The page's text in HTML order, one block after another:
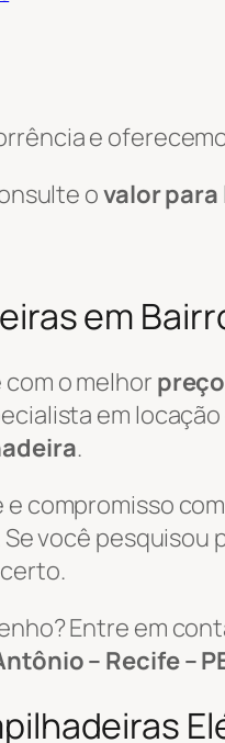
e
ovalor
em
o melhor
em
.
compromisso
você pesquisou
Entre em
– Recife –